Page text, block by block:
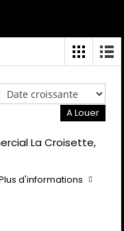
A Louer
La Croisette,
d'informations